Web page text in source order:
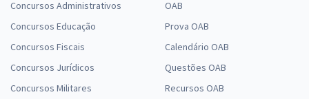
Concursos Administrativos
Concursos Educação
Concursos Fiscais
Concursos Jurídicos
Concursos Militares
OAB
Prova OAB
Calendário OAB
Questões OAB
Recursos OAB